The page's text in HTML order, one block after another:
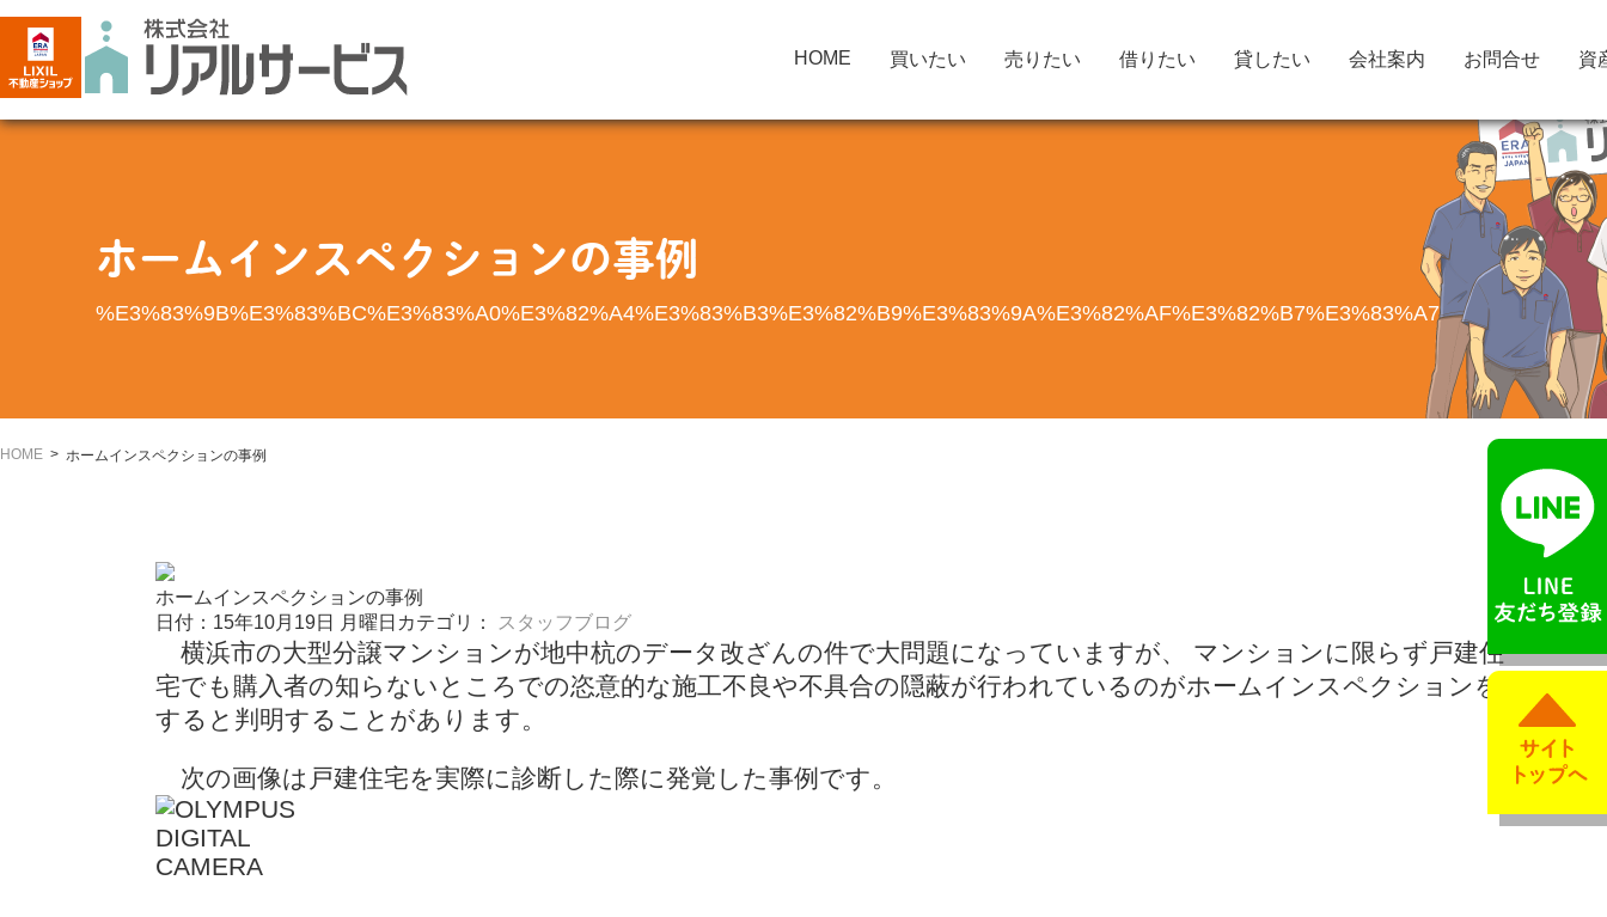
HOME 買いたい 売りたい 借りたい 貸したい 会社案内 お問合せ 資
ホームインスペクションの事例
HOME ホームインスペクションの事例
ホームインスペクションの事例
日付：15年10月19日 月曜日 カテゴリ： スタッフブログ
横浜市の大型分譲マンションが地中杭のデータ改ざんの件で大問題になっていますが、 マンションに限らず戸建住
宅でも購入者の知らないところでの恣意的な施工不良や不具合の隠蔽が行われているのがホームインスペクションを
すると判明することがあります。
次の画像は戸建住宅を実際に診断した際に発覚した事例です。